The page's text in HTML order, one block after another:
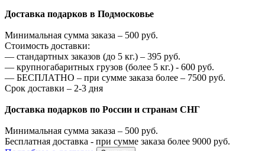
Доставка подарков в Подмосковье
Минимальная сумма заказа – 500 руб.
Стоимость доставки:
— стандартных заказов (до 5 кг.) – 395 руб.
— крупногабаритных грузов (более 5 кг.) - 600 руб.
— БЕСПЛАТНО – при сумме заказа более – 7500 руб.
Срок доставки – 2-3 дня
Доставка подарков по России и странам СНГ
Минимальная сумма заказа – 500 руб.
Бесплатная доставка - при сумме заказа более 9000 руб.